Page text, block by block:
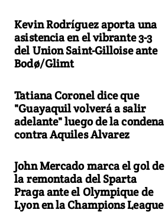
Kevin Rodríguez aporta una
asistencia en el vibrante 3-3
del Union Saint-Gilloise ante
Bodø/Glimt
Tatiana Coronel dice que
"Guayaquil volverá a salir
adelante" luego de la condena
contra Aquiles Alvarez
John Mercado marca el gol de
la remontada del Sparta
Praga ante el Olympique de
Lyon en la Champions League